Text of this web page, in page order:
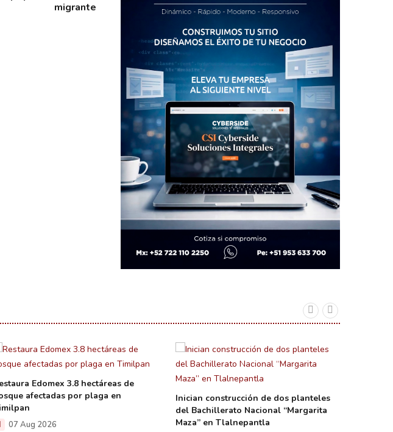
migrante
Edomex 3.8 hectáreas de
afectadas por plaga en
07 Aug 2026
Inician construcción de dos planteles
del Bachillerato Nacional “Margarita
Maza” en Tlalnepantla